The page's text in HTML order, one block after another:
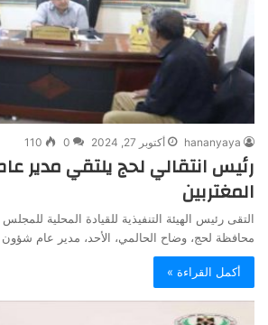
hananyaya أكتوبر 27, 2024 0
110
رئيس انتقالي لحج يلتقي مدير
المغتربين
التقى رئيس الهيئة التنفيذية للقيادة المحلية
محافظة لحج، وضاح الحالمي، الأحد، مدير عام شؤون
أكمل القراءة »